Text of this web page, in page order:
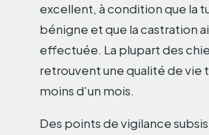
excellent, à condition que la
bénigne et que la castration
effectuée. La plupart des
retrouvent une qualité de vie
moins d’un mois.
Des points de vigilance